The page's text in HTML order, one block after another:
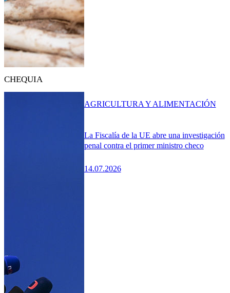
CHEQUIA
La Fiscalía de la UE abre una investigación
penal contra el primer ministro checo
14.07.2026
AGRICULTURA Y ALIMENTACIÓN